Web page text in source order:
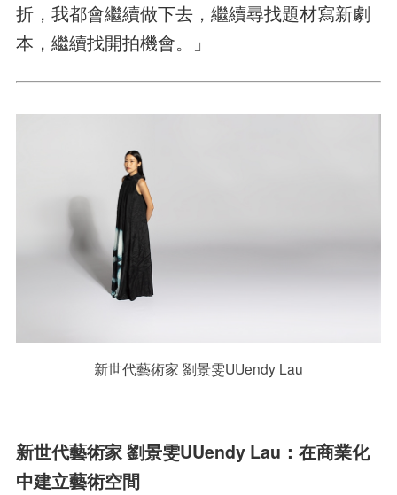
折，我都會繼續做下去，繼續尋找題材寫新劇
本，繼續找開拍機會。」
新世代藝術家 劉景雯UUendy Lau
新世代藝術家 劉景雯UUendy Lau：在商業化
中建立藝術空間